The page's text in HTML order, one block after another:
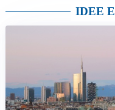
IDEE